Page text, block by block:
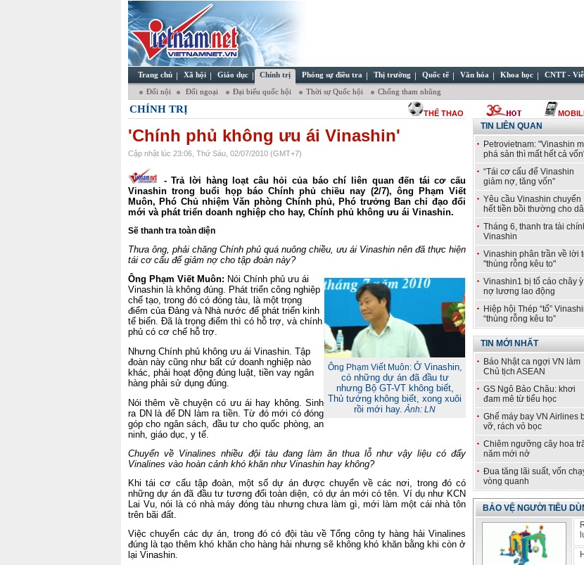
Trang chủ Xã hội Giáo dục Chính trị Phóng sự điều tra Thị trường Quốc tế Văn hóa Khoa học CNTT -
Đối nội Đối ngoại Đại biểu quốc hội Thời sự Quốc hội Chống tham nhũng
CHÍNH TRỊ THỂ THAO
'Chính phủ không ưu ái Vinashin'
Cập nhật lúc 23:06, Thứ Sáu, 02/07/2010 (GMT+7)
- Trả lời hàng loạt câu hỏi của báo chí liên quan đến tái cơ cấu
Vinashin trong buổi họp báo Chính phủ chiều nay (2/7), ông Phạm Viết
Muôn, Phó Chủ nhiệm Văn phòng Chính phủ, Phó trưởng Ban chỉ đạo đổi
mới và phát triển doanh nghiệp cho hay, Chính phủ không ưu ái Vinashin.
Sẽ thanh tra toàn diện
Thưa ông, phải chăng Chính phủ quá nuông chiều, ưu ái Vinashin nên đã thực hiện
tái cơ cấu để giảm nợ cho tập đoàn này?
Ông Phạm Viết Muôn: Ở Vinashin,
có những dự án đã đầu tư
nhưng Bộ GT-VT không biết,
Thủ tướng không biết, xong xuôi
rồi mới hay. Ảnh: LN
Ông Phạm Viết Muôn: Nói Chính phủ ưu ái
Vinashin là không đúng. Phát triển công nghiệp
chế tạo, trong đó có đóng tàu, là một trọng
điểm của Đảng và Nhà nước để phát triển kinh
tế biển. Đã là trọng điểm thì có hỗ trợ, và chính
phủ có cơ chế hỗ trợ.
Nhưng Chính phủ không ưu ái Vinashin. Tập
đoàn này cũng như bất cứ doanh nghiệp nào
khác, phải hoạt động đúng luật, tiền vay ngân
hàng phải sử dụng đúng.
Nói thêm về chuyện có ưu ái hay không. Sinh
ra DN là để DN làm ra tiền. Từ đó mới có đóng
góp cho ngân sách, đầu tư cho quốc phòng, an
ninh, giáo dục, y tế.
Chuyển về Vinalines nhiều đội tàu đang làm ăn thua lỗ như vậy liệu có đẩy
Vinalines vào hoàn cảnh khó khăn như Vinashin hay không?
Khi tái cơ cấu tập đoàn, một số dự án được chuyển về các nơi, trong đó có
những dự án đã đầu tư tương đối toàn diện, có dự án mới có tên. Ví dụ như KCN
Lai Vu, nói là có nhà máy đóng tàu nhưng chưa làm gì, mới làm một cái nhà tôn
trên bãi đất.
Việc chuyển các dự án, trong đó có đội tàu về Tổng công ty hàng hải Vinalines
đúng là tạo thêm khó khăn cho hàng hải nhưng sẽ không khó khăn bằng khi còn ở
lại Vinashin.
TIN LIÊN QUAN
Petrovietnam: "Vinashin
phá sản thì mất hết cả
“Tái cơ cấu để Vinashin
giảm nợ, tăng vốn”
Yêu cầu Vinashin chuyển
hết tiền bồi thường cho
Tháng 6, thanh tra tài
Vinashin
Vinashin phân trần về lời
"thùng rỗng kêu to"
Vinashin1 bị tố cáo chây ỳ
nợ lương lao động
Hiệp hội Thép “tố”
“thùng rỗng kêu to”
TIN MỚI NHẤT
Báo Nhật ca ngợi VN làm
Chủ tịch ASEAN
GS Ngô Bảo Châu: khơi
đam mê từ tiểu học
Ghế máy bay VN Airlines
vỡ, rách vỏ bọc
Chiêm ngưỡng cây hoa
năm mới nở
Đua tăng lãi suất, vốn
vòng quanh
BẢO VỆ NGƯỜI TIÊU